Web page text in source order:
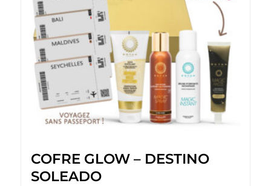
COFRE GLOW – DESTINO
SOLEADO